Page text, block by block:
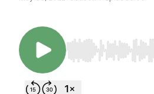
Use Left/Right to